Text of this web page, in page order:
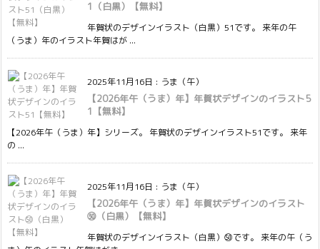
1（白黒）【無料】
年賀状のデザインイラスト（白黒）51です。 来年の午
（うま）年のイラスト年賀はが ...
2025年11月16日 : うま（午）
【2026年午（うま）年】年賀状デザインのイラスト5
1【無料】
【2026年午（うま）年】シリーズ。 年賀状のデザインイラスト51です。 来年
の ...
2025年11月16日 : うま（午）
【2026年午（うま）年】年賀状デザインのイラスト
㊿（白黒）【無料】
年賀状のデザインイラスト（白黒）㊿です。 来年の午（う